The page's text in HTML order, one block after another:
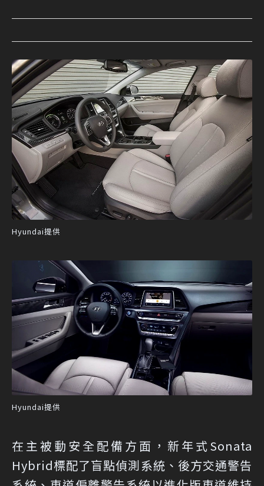
Hyundai提供
Hyundai提供
在主被動安全配備方面，新年式Sonata
Hybrid標配了盲點偵測系統、後方交通警告